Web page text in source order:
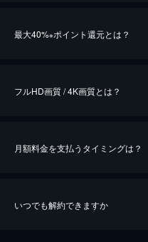
最大40%※ポイント還元とは？
※40％ポイント還元の対象は、クレジッ
フルHD画質 / 4K画質とは？
月額料金を支払うタイミングは？
いつでも解約できますか